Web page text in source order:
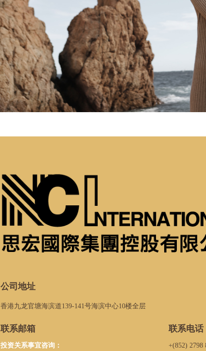
公司地址
香港九龙官塘海滨道139-141号海滨中心10楼全层
联系邮箱
投资关系事宜咨询：
联系电话
+(852) 2798